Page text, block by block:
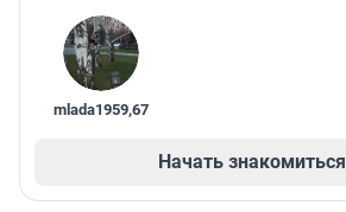
mlada1959,67
Начать знакомиться